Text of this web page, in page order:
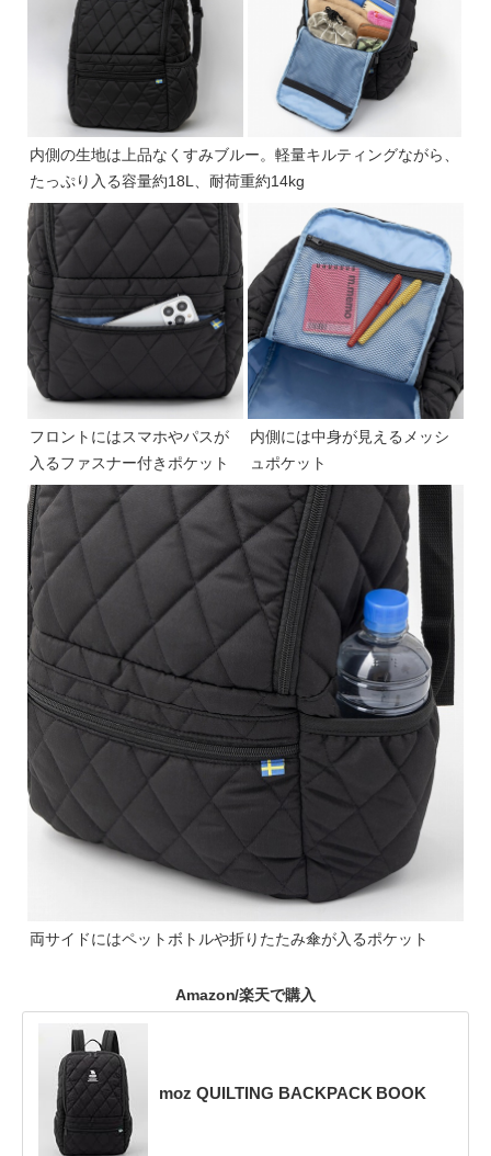
内側の生地は上品なくすみブルー。軽量キルティングながら、
たっぷり入る容量約18L、耐荷重約14kg
フロントにはスマホやパスが
入るファスナー付きポケット
内側には中身が見えるメッシ
ュポケット
両サイドにはペットボトルや折りたたみ傘が入るポケット
Amazon/楽天で購入
moz QUILTING BACKPACK BOOK